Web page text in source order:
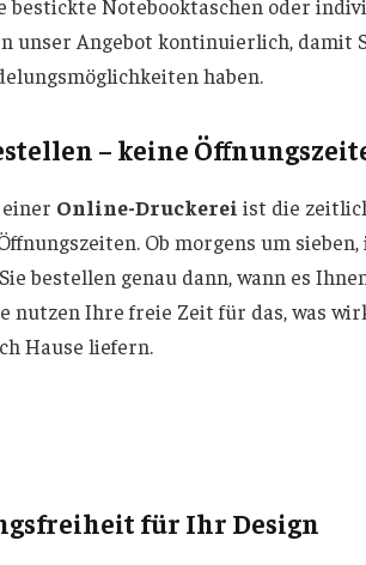
bestickte Notebooktaschen oder
unser Angebot kontinuierlich, damit
haben.
– keine
Online-Druckerei ist die
Ob morgens um
bestellen genau dann, wann es
nutzen Ihre freie Zeit für das, was
Hause liefern.
für Ihr Design